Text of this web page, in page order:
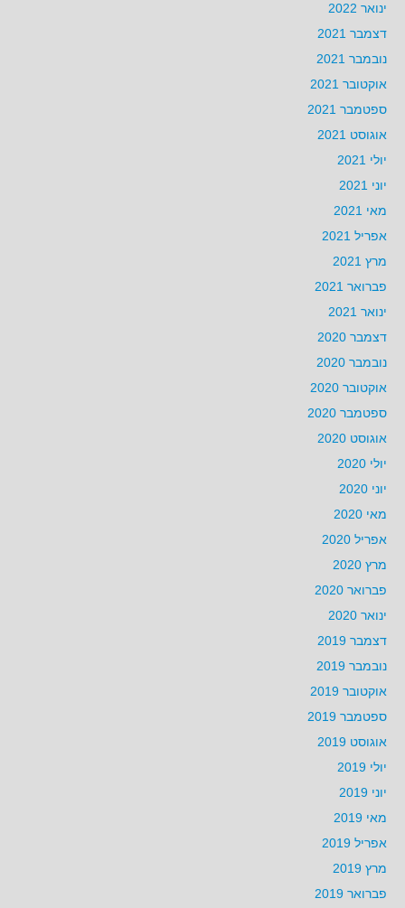
ינואר 2022
דצמבר 2021
נובמבר 2021
אוקטובר 2021
ספטמבר 2021
אוגוסט 2021
יולי 2021
יוני 2021
מאי 2021
אפריל 2021
מרץ 2021
פברואר 2021
ינואר 2021
דצמבר 2020
נובמבר 2020
אוקטובר 2020
ספטמבר 2020
אוגוסט 2020
יולי 2020
יוני 2020
מאי 2020
אפריל 2020
מרץ 2020
פברואר 2020
ינואר 2020
דצמבר 2019
נובמבר 2019
אוקטובר 2019
ספטמבר 2019
אוגוסט 2019
יולי 2019
יוני 2019
מאי 2019
אפריל 2019
מרץ 2019
פברואר 2019